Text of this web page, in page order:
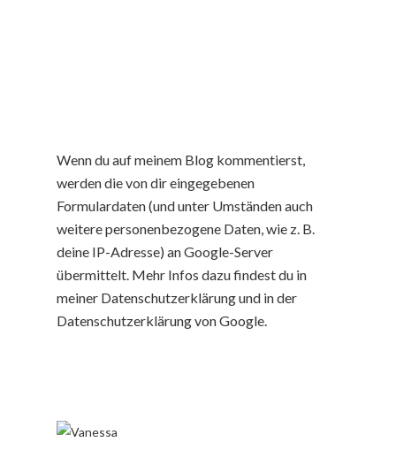
Wenn du auf meinem Blog kommentierst,
werden die von dir eingegebenen
Formulardaten (und unter Umständen auch
weitere personenbezogene Daten, wie z. B.
deine IP-Adresse) an Google-Server
übermittelt. Mehr Infos dazu findest du in
meiner Datenschutzerklärung und in der
Datenschutzerklärung von Google.